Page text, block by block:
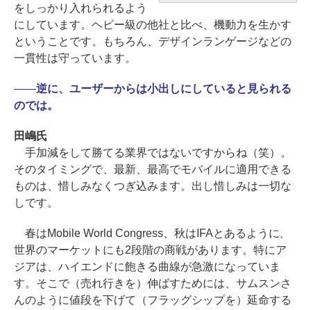
をしっかり入れられるよう
にしています。ヘビー級の他社と比べ、機動力を生かす
ということです。もちろん、デザインランゲージなどの
一貫性は守っています。
――逆に、ユーザーからは小出しにしていると見られる
のでは。
田嶋氏
手加減をして勝てる業界ではないですからね（笑）。
そのタイミングで、最新、最高でモバイルに適用できる
ものは、惜しみなくつぎ込みます。出し惜しみは一切な
しです。
春はMobile World Congress、秋はIFAとあるように、
世界のマーケットにも2段階の商戦があります。特にア
ジアは、ハイエンドに飽きる曲線が急激になっていま
す。そこで（売れ行きを）伸ばすためには、サムスンさ
んのように値段を下げて（フラッグシップを）延命する